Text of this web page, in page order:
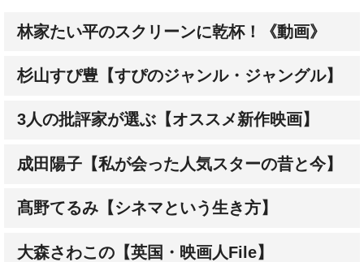
林家たい平のスクリーンに乾杯！《動画》
杉山すぴ豊【すぴのジャンル・ジャングル】
3人の批評家が選ぶ【オススメ新作映画】
成田陽子【私が会った人気スターの昔と今】
髙野てるみ【シネマという生き方】
大森さわこの【英国・映画人File】